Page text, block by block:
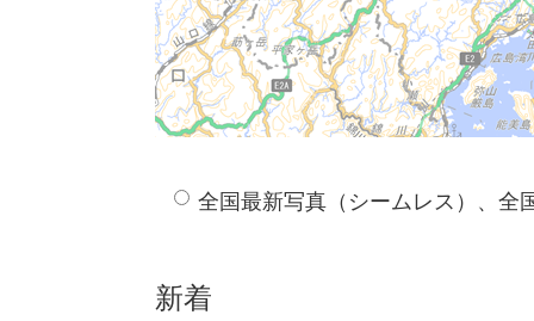
全国最新写真（シームレス）、全
新着